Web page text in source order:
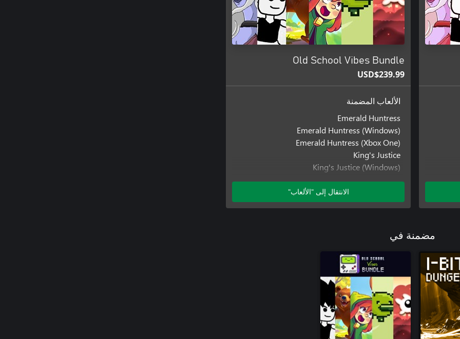
Old School Vibes Bundle
USD$239.99
الألعاب المضمنة
Emerald Huntress
Emerald Huntress (Windows)
Emerald Huntress (Xbox One)
King's Justice
King's Justice (Windows)
King's Justice (Xbox One)
Knight's Quest (Windows)
Ninja Nightfall
Oakbound Quest
Oakbound Quest (Windows)
Oakbound Quest (Xbox One)
Primal Dungeon Adventure
1-Bit Dungeon
1-Bit Dungeon (Windows)
1-Bit Dungeon (Xbox One)
الانتقال إلى "الألعاب"
مضمنة في